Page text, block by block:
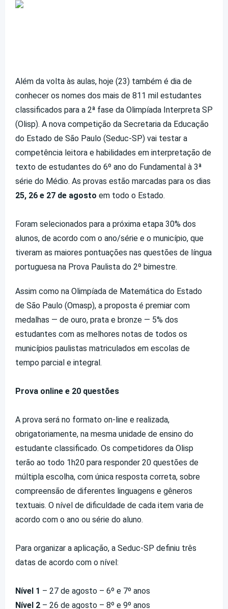
Além da volta às aulas, hoje (23) também é dia de
conhecer os nomes dos mais de 811 mil estudantes
classificados para a 2ª fase da Olimpíada Interpreta SP
(Olisp). A nova competição da Secretaria da Educação
do Estado de São Paulo (Seduc-SP) vai testar a
competência leitora e habilidades em interpretação de
texto de estudantes do 6º ano do Fundamental à 3ª
série do Médio. As provas estão marcadas para os dias
25, 26 e 27 de agosto em todo o Estado.
Foram selecionados para a próxima etapa 30% dos
alunos, de acordo com o ano/série e o município, que
tiveram as maiores pontuações nas questões de língua
portuguesa na Prova Paulista do 2º bimestre.
Assim como na Olimpíada de Matemática do Estado
de São Paulo (Omasp), a proposta é premiar com
medalhas — de ouro, prata e bronze — 5% dos
estudantes com as melhores notas de todos os
municípios paulistas matriculados em escolas de
tempo parcial e integral.
Prova online e 20 questões
A prova será no formato on-line e realizada,
obrigatoriamente, na mesma unidade de ensino do
estudante classificado. Os competidores da Olisp
terão ao todo 1h20 para responder 20 questões de
múltipla escolha, com única resposta correta, sobre
compreensão de diferentes linguagens e gêneros
textuais. O nível de dificuldade de cada item varia de
acordo com o ano ou série do aluno.
Para organizar a aplicação, a Seduc-SP definiu três
datas de acordo com o nível:
Nível 1 – 27 de agosto – 6º e 7º anos
Nível 2 – 26 de agosto – 8º e 9º anos